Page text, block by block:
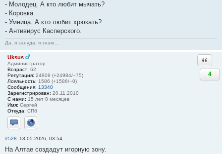
- Молодец. А кто любит мычать?
- Коровка.
- Умница. А кто любит хрюкать?
- Антивирус Касперского.
Да, я зануда, я знаю...
Uksus
Администратор
Возраст: 62
Репутация: 24909 (+24984/−75)
Лояльность: 1586 (+1586/−0)
Сообщения: 13340
Зарегистрирован: 20.11.2010
С нами: 15 лет 8 месяцев
Имя: Сергей
Откуда: СПб
Отправить личное сообщение
Сайт
4
#528 13.05.2026, 03:54
На Алтае создадут игорную зону.